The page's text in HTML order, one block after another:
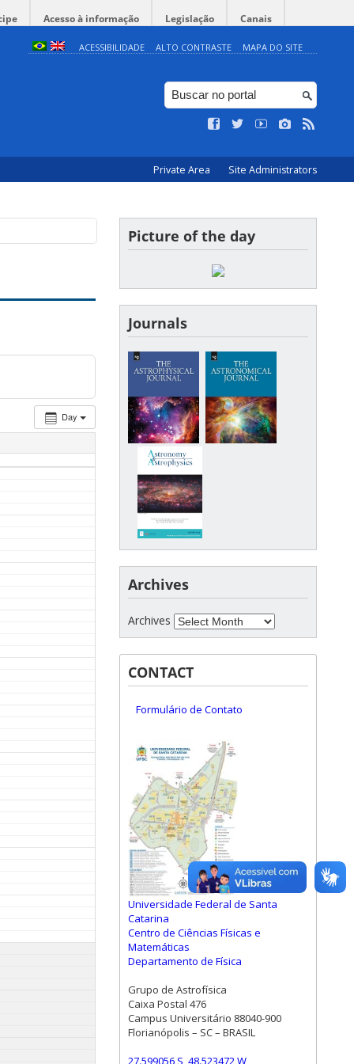
Acesso à informação Legislação Canais
ACESSIBILIDADE ALTO CONTRASTE MAPA DO SITE
Private Area Site Administrators
Day
Picture of the day
Journals
Archives
Archives
CONTACT
Formulário de Contato
Universidade Federal de Santa
Catarina
Centro de Ciências Físicas e
Matemáticas
Departamento de Física
Grupo de Astrofísica
Caixa Postal 476
Campus Universitário 88040-900
Florianópolis – SC – BRASIL
27.599056 S, 48.523472 W